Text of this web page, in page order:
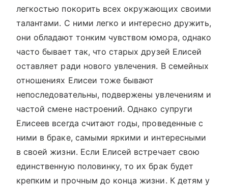
легкостью покорить всех окружающих своими
талантами. С ними легко и интересно дружить,
они обладают тонким чувством юмора, однако
часто бывает так, что старых друзей Елисей
оставляет ради нового увлечения. В семейных
отношениях Елисеи тоже бывают
непоследовательны, подвержены увлечениям и
частой смене настроений. Однако супруги
Елисеев всегда считают годы, проведенные с
ними в браке, самыми яркими и интересными
в своей жизни. Если Елисей встречает свою
единственную половинку, то их брак будет
крепким и прочным до конца жизни. К детям у